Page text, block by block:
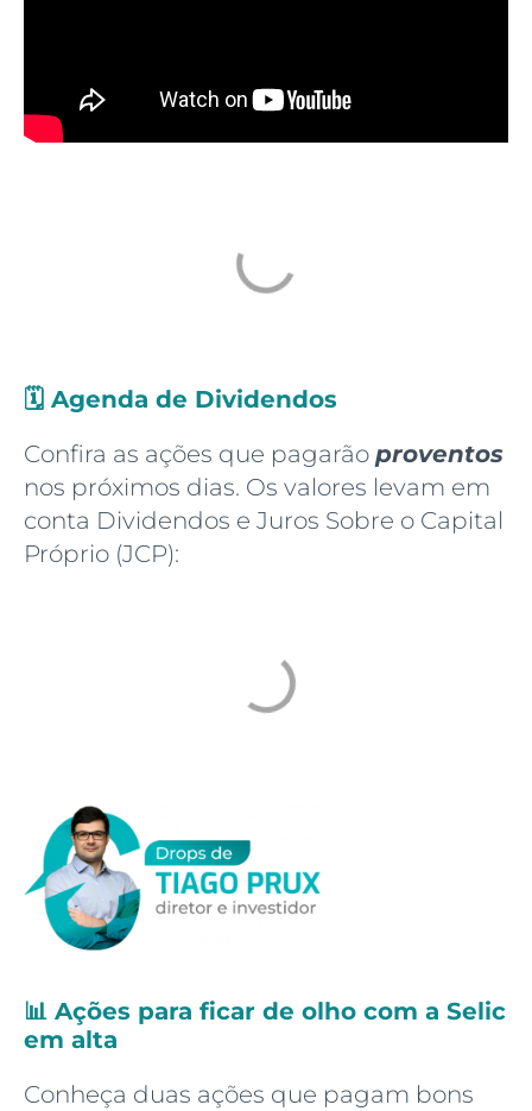
🗓️ Agenda de Dividendos
Confira as ações que pagarão proventos
nos próximos dias. Os valores levam em
conta Dividendos e Juros Sobre o Capital
Próprio (JCP):
📊 Ações para ficar de olho com a Selic
em alta
Conheça duas ações que pagam bons